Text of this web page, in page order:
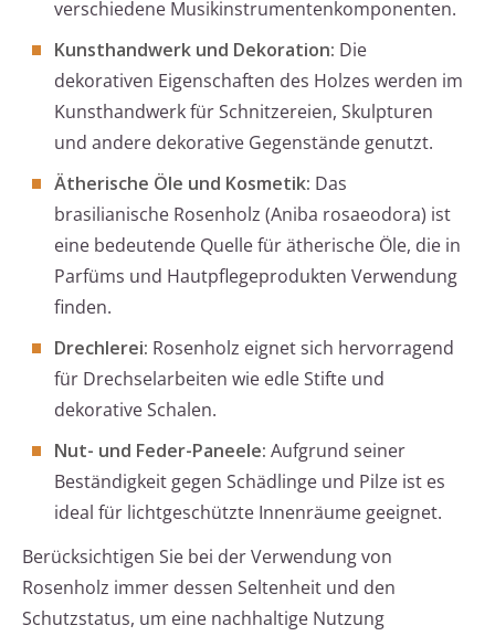
verschiedene Musikinstrumentenkomponenten.
Kunsthandwerk und Dekoration: Die
dekorativen Eigenschaften des Holzes werden im
Kunsthandwerk für Schnitzereien, Skulpturen
und andere dekorative Gegenstände genutzt.
Ätherische Öle und Kosmetik: Das
brasilianische Rosenholz (Aniba rosaeodora) ist
eine bedeutende Quelle für ätherische Öle, die in
Parfüms und Hautpflegeprodukten Verwendung
finden.
Drechlerei: Rosenholz eignet sich hervorragend
für Drechselarbeiten wie edle Stifte und
dekorative Schalen.
Nut- und Feder-Paneele: Aufgrund seiner
Beständigkeit gegen Schädlinge und Pilze ist es
ideal für lichtgeschützte Innenräume geeignet.
Berücksichtigen Sie bei der Verwendung von
Rosenholz immer dessen Seltenheit und den
Schutzstatus, um eine nachhaltige Nutzung